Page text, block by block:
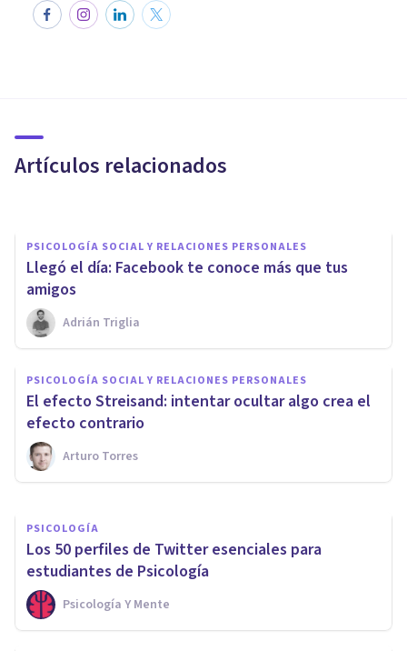
Artículos relacionados
que proyectamos lo es todo
PSICOLOGÍA SOCIAL Y RELACIONES PERSONALES
Llegó el día: Facebook te conoce más que tus
amigos
Adrián Triglia
PSICOLOGÍA SOCIAL Y RELACIONES PERSONALES
El efecto Streisand: intentar ocultar algo crea el
efecto contrario
Arturo Torres
La teoría de los seis grados de
separación
Oscar Castillero Mimenza
PSICOLOGÍA
Los 50 perfiles de Twitter esenciales para
estudiantes de Psicología
Psicología Y Mente